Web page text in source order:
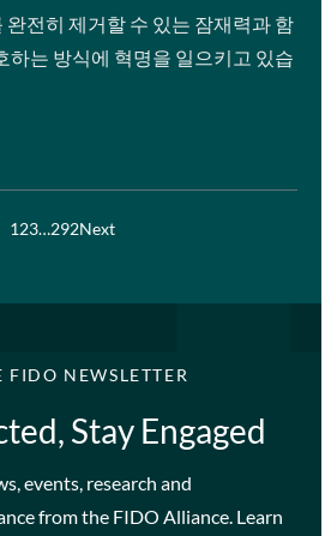
전히 제거할 수 있는 잠재력과 함
하는 방식에 혁명을 일으키고 있습
123…292Next
FIDO NEWSLETTER
Stay Engaged
events, research and
from the FIDO Alliance. Learn